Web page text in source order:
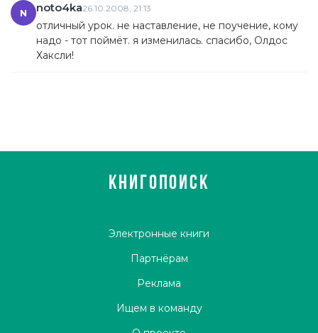
N noto4ka26.10.2008, 21:13
отличный урок. не наставление, не поучение, кому
надо - тот поймёт. я изменилась. спасибо, Олдос
Хаксли!
КНИГОПОИСК
Электронные книги
Партнёрам
Реклама
Ищем в команду